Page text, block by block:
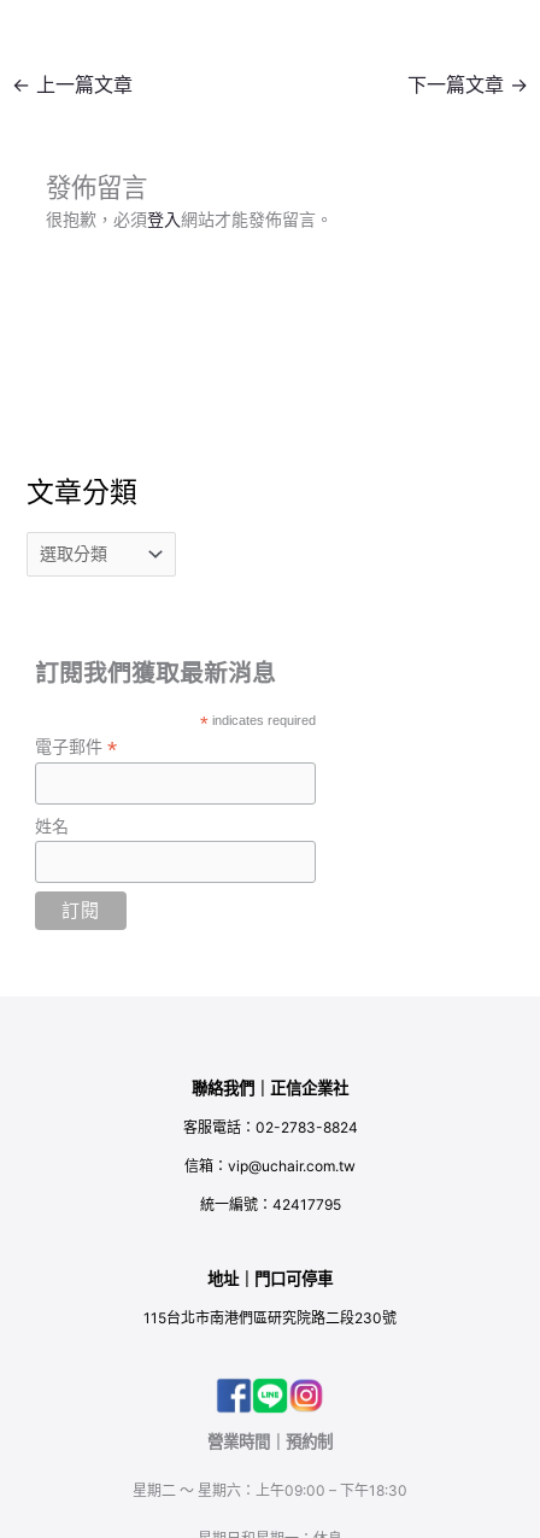
← 上一篇文章 下一篇文章 →
發佈留言
很抱歉，必須登入網站才能發佈留言。
文章分類
訂閱我們獲取最新消息
*indicates required
電子郵件*
姓名
聯絡我們｜正信企業社
客服電話：02-2783-8824
信箱：vip@uchair.com.tw
統一編號：42417795
地址｜門口可停車
115台北市南港們區研究院路二段230號
營業時間｜預約制
星期二 ～ 星期六：上午09:00 – 下午18:30